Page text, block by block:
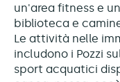
un'area fitness e
biblioteca e
Le attività nelle
includono i Pozzi
sport acquatici